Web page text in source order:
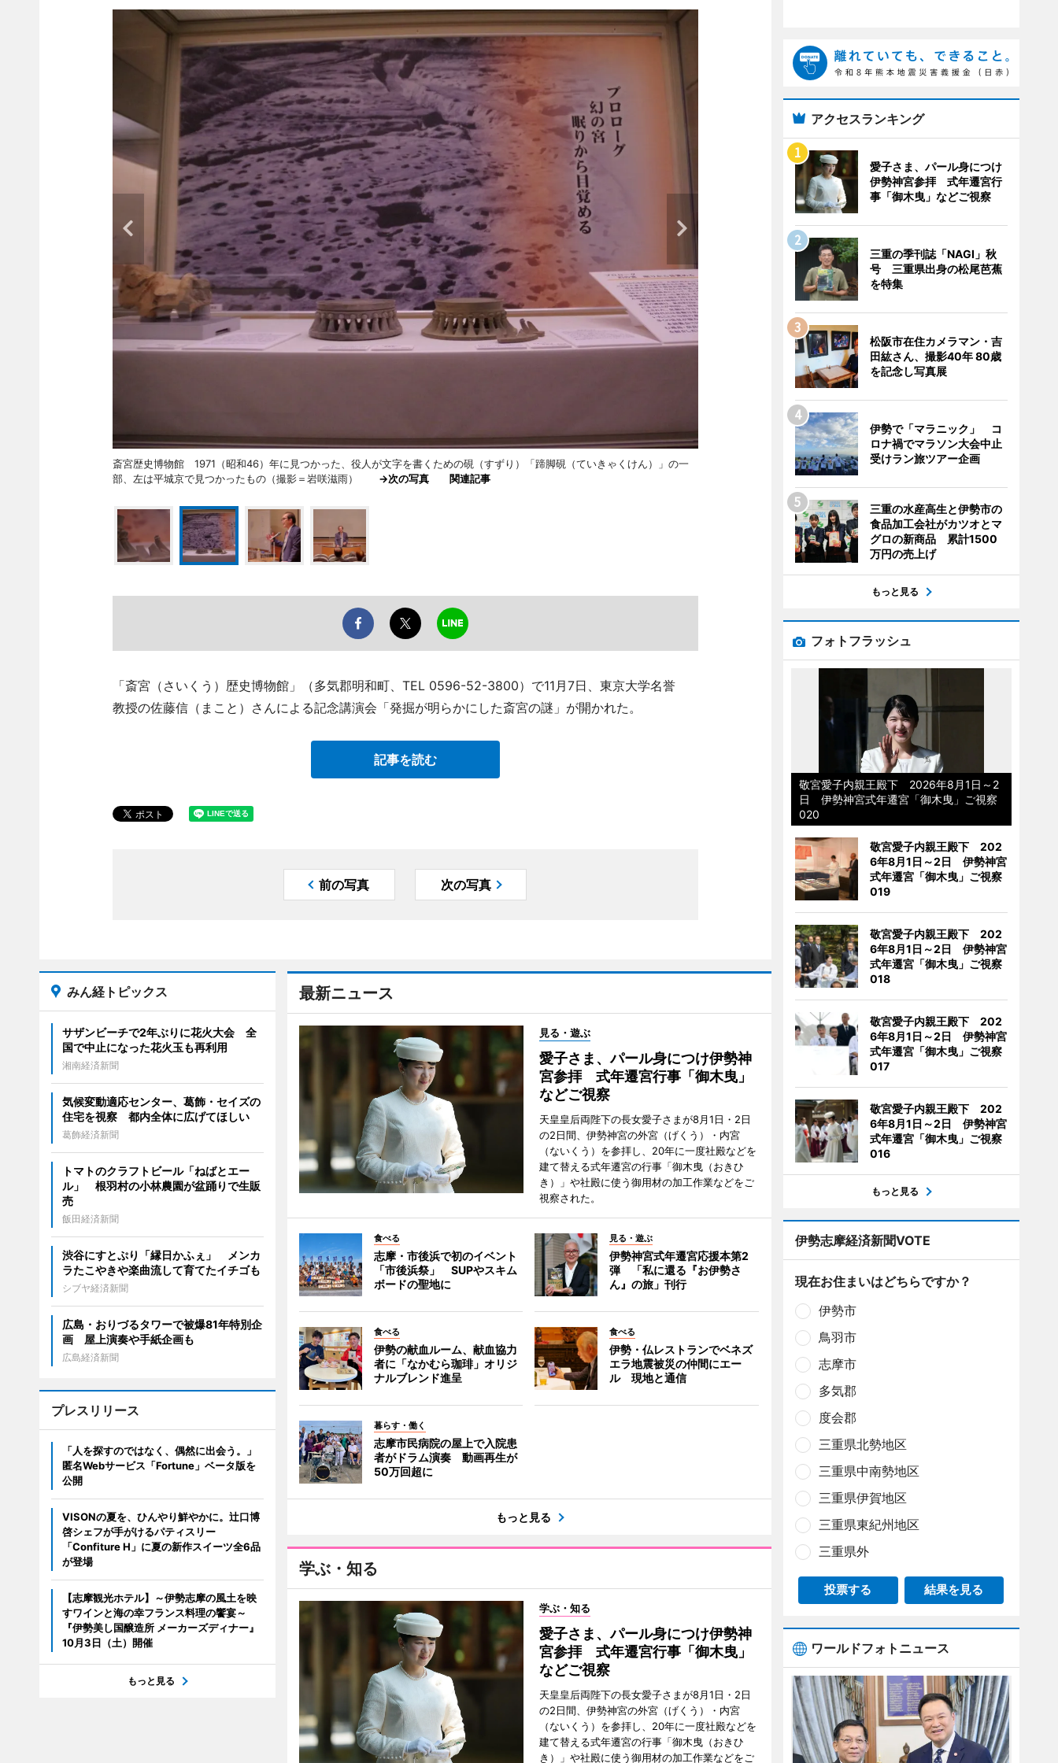
斎宮歴史博物館 1971（昭和46）年に見つかった、役人が文字を書くための硯（すずり）「蹄脚硯（ていきゃくけん）」の一
部、左は平城京で見つかったもの（撮影＝岩咲滋雨） →次の写真 関連記事
「斎宮（さいくう）歴史博物館」（多気郡明和町、TEL 0596-52-3800）で11月7日、東京大学名誉
教授の佐藤信（まこと）さんによる記念講演会「発掘が明らかにした斎宮の謎」が開かれた。
記事を読む
前の写真 次の写真
最新ニュース
見る・遊ぶ
愛子さま、パール身につけ伊勢神
宮参拝 式年遷宮行事「御木曳」
などご視察
天皇皇后両陛下の長女愛子さまが8月1日・2日
の2日間、伊勢神宮の外宮（げくう）・内宮
（ないくう）を参拝し、20年に一度社殿などを
建て替える式年遷宮の行事「御木曳（おきひ
き）」や社殿に使う御用材の加工作業などをご
視察された。
食べる
志摩・市後浜で初のイベント
「市後浜祭」 SUPやスキム
ボードの聖地に
見る・遊ぶ
伊勢神宮式年遷宮応援本第2
弾 「私に還る『お伊勢さ
ん』の旅」刊行
食べる
伊勢の献血ルーム、献血協力
者に「なかむら珈琲」オリジ
ナルブレンド進呈
食べる
伊勢・仏レストランでベネズ
エラ地震被災の仲間にエー
ル 現地と通信
暮らす・働く
志摩市民病院の屋上で入院患
者がドラム演奏 動画再生が
50万回超に
もっと見る
学ぶ・知る
学ぶ・知る
愛子さま、パール身につけ伊勢神
宮参拝 式年遷宮行事「御木曳」
などご視察
天皇皇后両陛下の長女愛子さまが8月1日・2日
の2日間、伊勢神宮の外宮（げくう）・内宮
（ないくう）を参拝し、20年に一度社殿などを
建て替える式年遷宮の行事「御木曳（おきひ
き）」や社殿に使う御用材の加工作業などをご
みん経トピックス
サザンビーチで2年ぶりに花火大会 全
国で中止になった花火玉も再利用
湘南経済新聞
気候変動適応センター、葛飾・セイズの
住宅を視察 都内全体に広げてほしい
葛飾経済新聞
トマトのクラフトビール「ねばとエー
ル」 根羽村の小林農園が盆踊りで生販
売
飯田経済新聞
渋谷にすとぷり「縁日かふぇ」 メンカ
ラたこやきや楽曲流して育てたイチゴも
シブヤ経済新聞
広島・おりづるタワーで被爆81年特別企
画 屋上演奏や手紙企画も
広島経済新聞
プレスリリース
「人を探すのではなく、偶然に出会う。」
匿名Webサービス「Fortune」ベータ版を
公開
VISONの夏を、ひんやり鮮やかに。辻口博
啓シェフが手がけるパティスリー
「Confiture H」に夏の新作スイーツ全6品
が登場
【志摩観光ホテル】～伊勢志摩の風土を映
すワインと海の幸フランス料理の饗宴～
『伊勢美し国醸造所 メーカーズディナー』
10月3日（土）開催
もっと見る
アクセスランキング
愛子さま、パール身につけ
伊勢神宮参拝 式年遷宮行
事「御木曳」などご視察
三重の季刊誌「NAGI」秋
号 三重県出身の松尾芭蕉
を特集
松阪市在住カメラマン・吉
田紘さん、撮影40年 80歳
を記念し写真展
伊勢で「マラニック」 コ
ロナ禍でマラソン大会中止
受けラン旅ツアー企画
三重の水産高生と伊勢市の
食品加工会社がカツオとマ
グロの新商品 累計1500
万円の売上げ
もっと見る
フォトフラッシュ
敬宮愛子内親王殿下 2026年8月1日～2
日 伊勢神宮式年遷宮「御木曳」ご視察
020
敬宮愛子内親王殿下 202
6年8月1日～2日 伊勢神宮
式年遷宮「御木曳」ご視察
019
敬宮愛子内親王殿下 202
6年8月1日～2日 伊勢神宮
式年遷宮「御木曳」ご視察
018
敬宮愛子内親王殿下 202
6年8月1日～2日 伊勢神宮
式年遷宮「御木曳」ご視察
017
敬宮愛子内親王殿下 202
6年8月1日～2日 伊勢神宮
式年遷宮「御木曳」ご視察
016
もっと見る
伊勢志摩経済新聞VOTE
現在お住まいはどちらですか？
伊勢市
鳥羽市
志摩市
多気郡
度会郡
三重県北勢地区
三重県中南勢地区
三重県伊賀地区
三重県東紀州地区
三重県外
投票する 結果を見る
ワールドフォトニュース